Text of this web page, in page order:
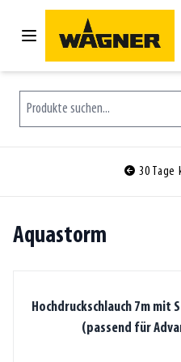
Zum Inhalt springen
Produkte suchen...
30 Tage
Aquastorm
Hochdruckschlauch 7m mit
(passend für